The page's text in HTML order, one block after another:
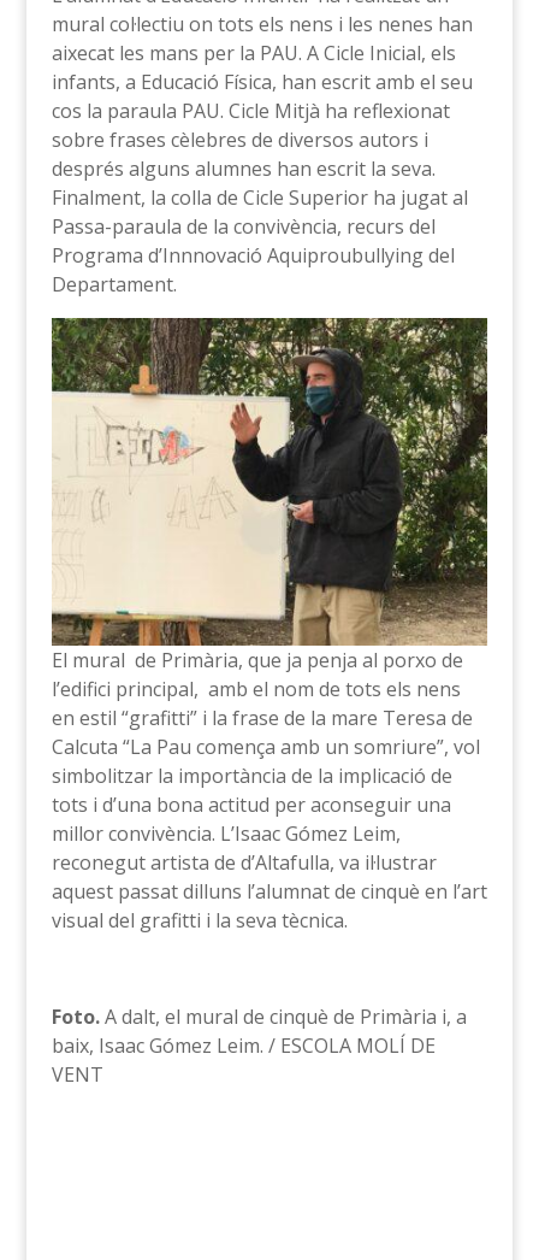
mural col·lectiu on tots els nens i les nenes han
aixecat les mans per la PAU. A Cicle Inicial, els
infants, a Educació Física, han escrit amb el seu
cos la paraula PAU. Cicle Mitjà ha reflexionat
sobre frases cèlebres de diversos autors i
després alguns alumnes han escrit la seva.
Finalment, la colla de Cicle Superior ha jugat al
Passa-paraula de la convivència, recurs del
Programa d’Innnovació Aquiproubullying del
Departament.
El mural de Primària, que ja penja al porxo de
l’edifici principal, amb el nom de tots els nens
en estil “grafitti” i la frase de la mare Teresa de
Calcuta “La Pau comença amb un somriure”, vol
simbolitzar la importància de la implicació de
tots i d’una bona actitud per aconseguir una
millor convivència. L’Isaac Gómez Leim,
reconegut artista de d’Altafulla, va il·lustrar
aquest passat dilluns l’alumnat de cinquè en l’art
visual del grafitti i la seva tècnica.
Foto.A dalt, el mural de cinquè de Primària i, a
baix, Isaac Gómez Leim. / ESCOLA MOLÍ DE
VENT